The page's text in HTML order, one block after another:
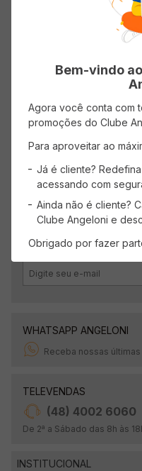
Mostrando 1
CADASTRE-SE
Receba promoções,
WHATSAPP ANGELONI
Receba nossas
TELEVENDAS
(48) 4002 6060
De 2ª a Sábado das 8h às
INSTITUCIONAL
Bem-vindo
Agora você conta com
promoções do Clube
Para aproveitar ao
Já é cliente?
acessando com
Ainda não é cliente?
Clube Angeloni e
Obrigado por fazer